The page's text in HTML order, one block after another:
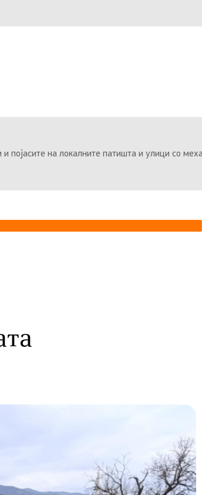
на локалните патишта и улици со